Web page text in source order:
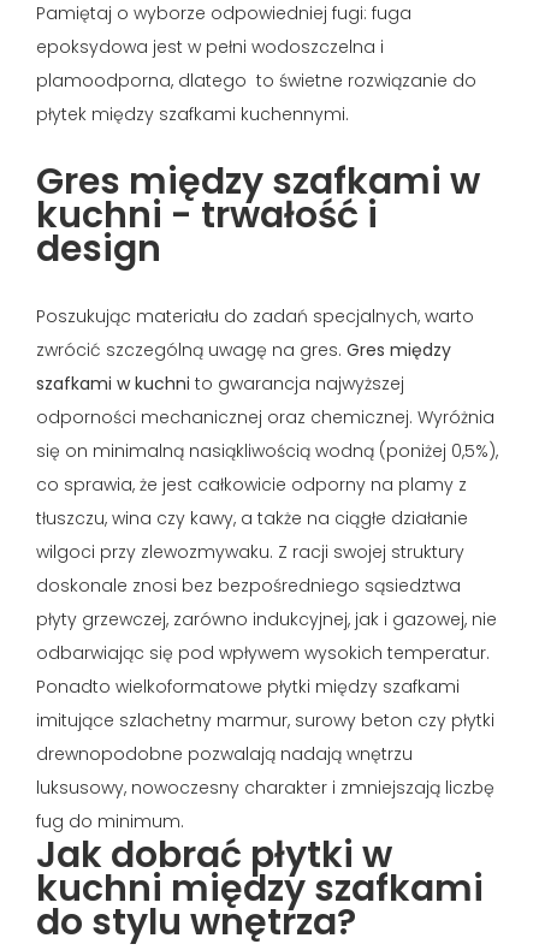
Pamiętaj o wyborze odpowiedniej fugi: fuga
epoksydowa jest w pełni wodoszczelna i
plamoodporna, dlatego to świetne rozwiązanie do
płytek między szafkami kuchennymi.
Gres między szafkami w
kuchni - trwałość i
design
Poszukując materiału do zadań specjalnych, warto
zwrócić szczególną uwagę na gres. Gres między
szafkami w kuchni to gwarancja najwyższej
odporności mechanicznej oraz chemicznej. Wyróżnia
się on minimalną nasiąkliwością wodną (poniżej 0,5%),
co sprawia, że jest całkowicie odporny na plamy z
tłuszczu, wina czy kawy, a także na ciągłe działanie
wilgoci przy zlewozmywaku. Z racji swojej struktury
doskonale znosi bez bezpośredniego sąsiedztwa
płyty grzewczej, zarówno indukcyjnej, jak i gazowej, nie
odbarwiając się pod wpływem wysokich temperatur.
Ponadto wielkoformatowe płytki między szafkami
imitujące szlachetny marmur, surowy beton czy płytki
drewnopodobne pozwalają nadają wnętrzu
luksusowy, nowoczesny charakter i zmniejszają liczbę
fug do minimum.
Jak dobrać płytki w
kuchni między szafkami
do stylu wnętrza?